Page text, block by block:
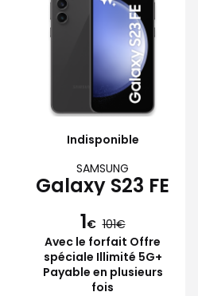
Indisponible
SAMSUNG
Galaxy S23 FE
1€ 101
Avec le forfait Offre
spéciale Illimité 5G+
Payable en plusieurs
fois